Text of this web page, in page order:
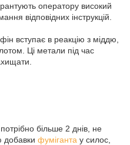
оператору високий
відповідних інструкцій.
вступає в реакцію з міддю,
Ці метали під час
більше 2 днів, не
добавки фуміганта у силос,